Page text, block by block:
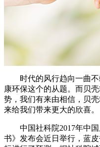
时代的风行趋向一曲不
康环保这个的从题。而贝
势，我们有来由相信，贝
来给我们带来更大的欣喜。
中国社科院2017年中国
书》发布会近日举行，蓝